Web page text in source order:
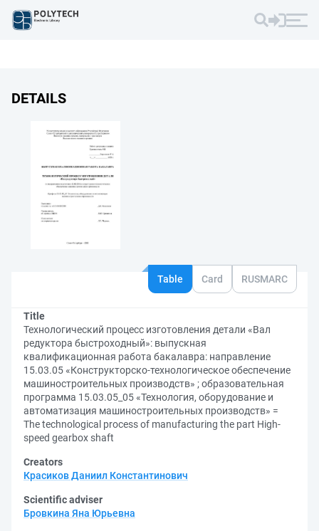
DETAILS
Table Card RUSMARC
Title
Технологический процесс изготовления детали «Вал
редуктора быстроходный»: выпускная
квалификационная работа бакалавра: направление
15.03.05 «Конструкторско-технологическое обеспечение
машиностроительных производств» ; образовательная
программа 15.03.05_05 «Технология, оборудование и
автоматизация машиностроительных производств» =
The technological process of manufacturing the part High-
speed gearbox shaft
Creators
Красиков Даниил Константинович
Scientific adviser
Бровкина Яна Юрьевна